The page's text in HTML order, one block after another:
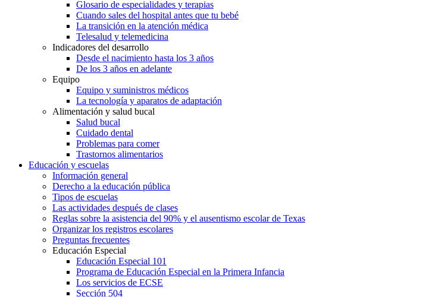
Glosario de especialidades y terapias
Cuando sales del hospital antes que tu bebé
La transición en la atención médica
Telesalud y telemedicina
Indicadores del desarrollo
Desde el nacimiento hasta los 3 años
De los 3 años en adelante
Equipo
Equipo y suministros médicos
La tecnología y aparatos de adaptación
Alimentación y salud bucal
Salud bucal
Cuidado dental
Problemas para comer
Trastornos alimentarios
Educación y escuelas
Información general
Derecho a la educación pública
Tipos de escuelas
Las actividades después de clases
Reglas sobre la asistencia del 90% y el ausentismo escolar de Texas
Organizar los registros escolares
Preguntas frecuentes
Educación Especial
Educación Especial 101
Programa de Educación Especial en la Primera Infancia
Los servicios de ECSE
Sección 504